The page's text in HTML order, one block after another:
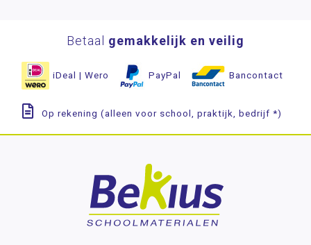
Betaal gemakkelijk en veilig
iDeal | Wero PayPal Bancontact
Op rekening (alleen voor school, praktijk, bedrijf *)